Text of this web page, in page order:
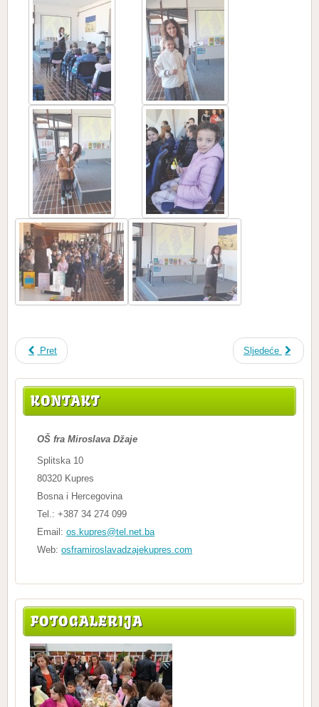
Pret Sljedeće
KONTAKT
OŠ fra Miroslava Džaje
Splitska 10
80320 Kupres
Bosna i Hercegovina
Tel.: +387 34 274 099
Email: os.kupres@tel.net.ba
Web: osframiroslavadzajekupres.com
FOTOGALERIJA